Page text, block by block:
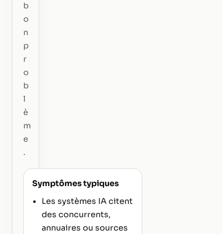
b
o
n
p
r
o
b
l
è
m
e
.
Symptômes typiques
Les systèmes IA citent
des concurrents,
annuaires ou sources